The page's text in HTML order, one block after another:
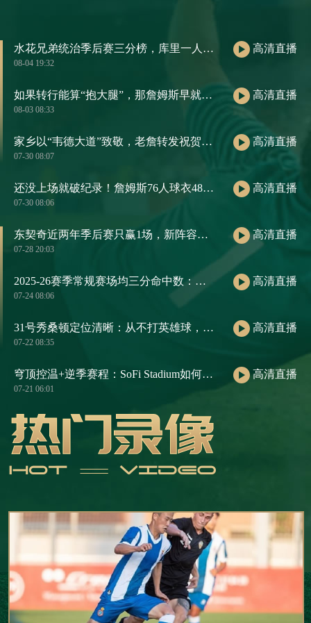
水花兄弟统治季后赛三分榜，库里一人包揽前五
08-04 19:32
高清直播
如果转行能算“抱大腿”，那詹姆斯早就是职场楷模了
08-03 08:33
高清直播
家乡以“韦德大道”致敬，老詹转发祝贺：恭喜我的兄弟！
07-30 08:07
高清直播
还没上场就破纪录！詹姆斯76人球衣48小时销量，把大谷翔平都压过去了
07-30 08:06
高清直播
东契奇近两年季后赛只赢1场，新阵容若再翻车，责任得他来扛
07-28 20:03
高清直播
2025-26赛季常规赛场均三分命中数：库里断层第一
07-24 08:06
高清直播
31号秀桑顿定位清晰：从不打英雄球，天生适配火箭三核
07-22 08:35
高清直播
穹顶控温+逆季赛程：SoFi Stadium如何用气候逻辑重构2026世界杯七月赛历
07-21 06:01
高清直播